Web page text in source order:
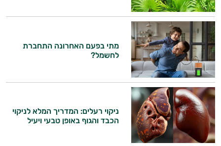
מתי בפעם האחרונה התחברת
לחשמל?
ניקוי רעלים: המדריך המלא לניקוי
הכבד והגוף באופן טבעי ויעיל